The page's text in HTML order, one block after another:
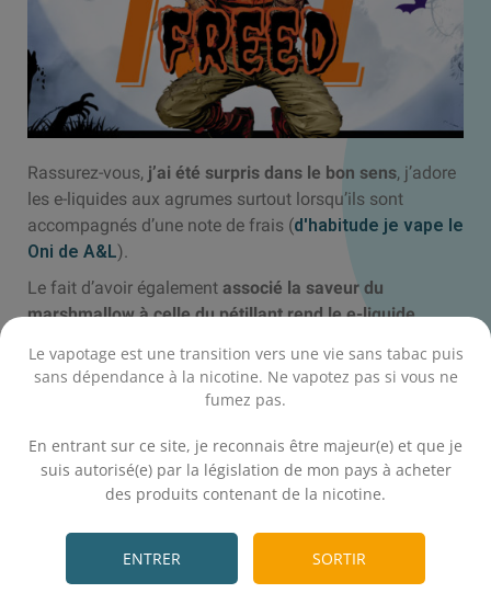
Le vapotage est une transition vers une vie sans tabac puis
sans dépendance à la nicotine. Ne vapotez pas si vous ne
fumez pas.
En entrant sur ce site, je reconnais être majeur(e) et que je
suis autorisé(e) par la législation de mon pays à acheter
des produits contenant de la nicotine.
ENTRER SORTIR
Rassurez-vous, j’ai été surpris dans le bon sens, j’adore
les e-liquides aux agrumes surtout lorsqu’ils sont
accompagnés d’une note de frais (d'habitude je vape le
Oni de A&L).
Le fait d’avoir également associé la saveur du
marshmallow à celle du pétillant rend le e-liquide
agrumes, apportent une finition originale et
qui vous garantira une explosion de
Pour conclure, je dirai que le e-liquide Freed reste avant
tout à mon goût un «fruité - frais» qui réserve bien des
Charlie